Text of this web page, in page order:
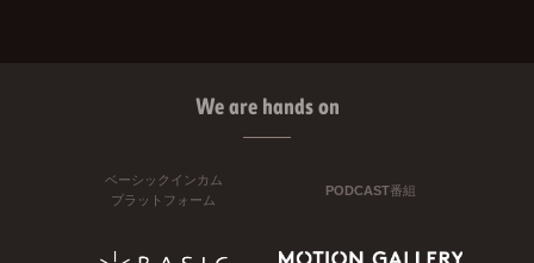
We are hands on
ベーシックインカム
プラットフォーム
PODCAST番組